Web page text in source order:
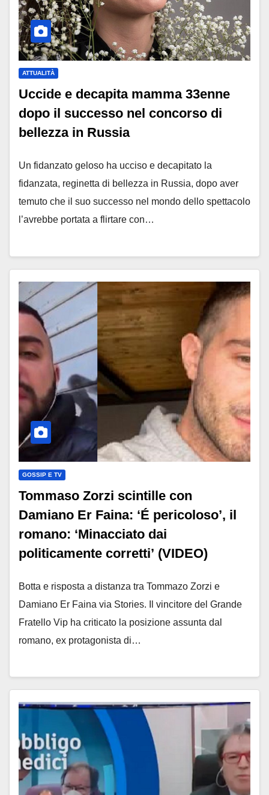
ATTUALITÀ
Uccide e decapita mamma 33enne
dopo il successo nel concorso di
bellezza in Russia
Un fidanzato geloso ha ucciso e decapitato la
fidanzata, reginetta di bellezza in Russia, dopo aver
temuto che il suo successo nel mondo dello spettacolo
l’avrebbe portata a flirtare con…
GOSSIP E TV
Tommaso Zorzi scintille con
Damiano Er Faina: ‘É pericoloso’, il
romano: ‘Minacciato dai
politicamente corretti’ (VIDEO)
Botta e risposta a distanza tra Tommazo Zorzi e
Damiano Er Faina via Stories. Il vincitore del Grande
Fratello Vip ha criticato la posizione assunta dal
romano, ex protagonista di…